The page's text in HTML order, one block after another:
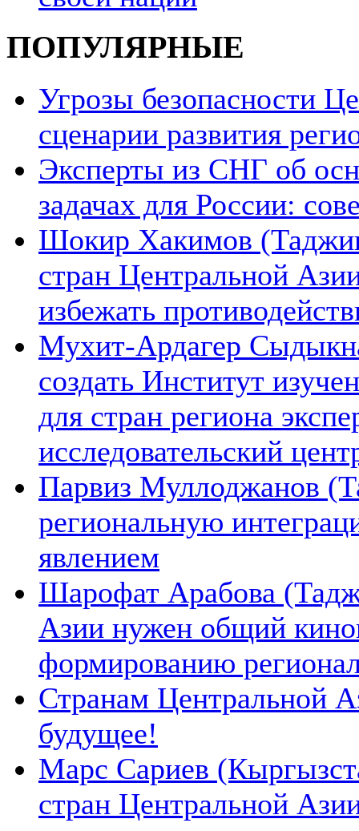
ПОПУЛЯРНЫЕ
Угрозы безопасности
сценарии развития
Эксперты из СНГ об
задачах для России:
Шокир Хакимов
стран Центральной
избежать
Мухит-Ардагер
создать Институт
для стран региона
исследовательский
Парвиз Муллоджанов
региональную
явлением
Шарофат Арабова
Азии нужен общий
формированию
Странам Центральной
будущее!
Марс Сариев
стран Центральной